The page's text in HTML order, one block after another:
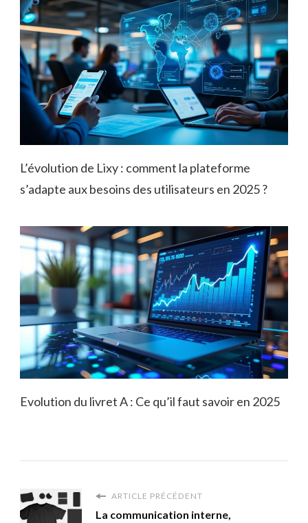
L’évolution de Lixy : comment la plateforme
s’adapte aux besoins des utilisateurs en 2025 ?
Evolution du livret A : Ce qu’il faut savoir en 2025
ARTICLE PRÉCÉDENT
La communication interne,